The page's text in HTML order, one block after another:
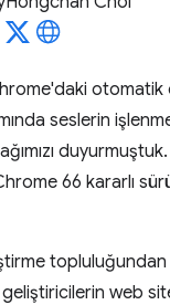
otomatik
seslerin
66 kararlı
web